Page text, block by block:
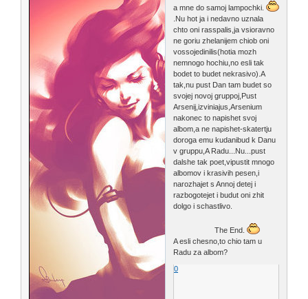
a mne do samoj lampochki.
.Nu hot ja i nedavno uznala
chto oni rasspalis,ja vsioravno
ne goriu zhelanijem chiob oni
vossojedinilis(hotia mozh
nemnogo hochiu,no esli tak
bodet to budet nekrasivo).A
tak,nu pust Dan tam budet so
svojej novoj gruppoj,Pust
Arsenij,izviniajus,Arsenium
nakonec to napishet svoj
albom,a ne napishet-skatertju
doroga emu kudanibud k Danu
v gruppu,A Radu...Nu...pust
dalshe tak poet,vipustit mnogo
albomov i krasivih pesen,i
narozhajet s Annoj detej i
razbogotejet i budut oni zhit
dolgo i schastlivo.
The End.
A esli chesno,to chio tam u
Radu za albom?
0